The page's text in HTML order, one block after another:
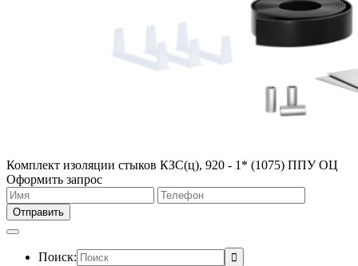
Комплект изоляции стыков КЗС(ц), 920 - 1* (1075) ППУ ОЦ
Оформить запрос
Поиск: